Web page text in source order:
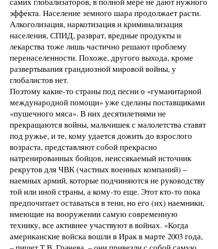
эффекта. Население земного шара продолжает расти.
Алкоголизация, наркотизация и криминализация
населения, СПИД, разврат, вредные продукты и
лекарства тоже лишь частично решают проблему
перенаселенности. Похоже, другого выхода, кроме
развертывания грандиозной мировой войны, у
глобалистов нет.
Поэтому какие-то страны под песни о «гуманитарной
международной помощи» уже сделаны поставщиками
«пушечного мяса». В них десятилетиями не
прекращаются войны, мальчишек с малолетства ставят
под ружье, и те, кому удается дожить до взрослого
возраста, представляют собой прекрасно
натренированных бойцов, неиссякаемый источник
рекрутов для ЧВК (частных военных компаний) –
наемных армий, которые подчиняются не руководству
той или иной страны, а кому-то еще. Этот кто-то пока
предпочитает оставаться в тени, но его (их) наемники,
имеющие на вооружении самую современную
технику, все активнее участвуют в войнах. «Когда
американские войска вошли в Ирак в марте 2003 года,